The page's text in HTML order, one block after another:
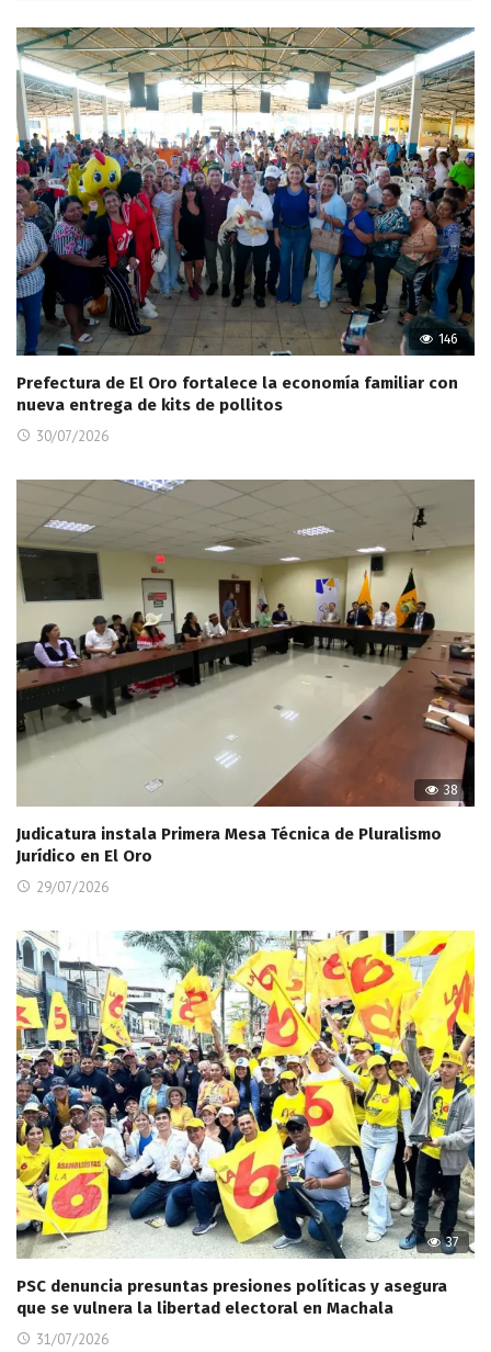
146
Prefectura de El Oro fortalece la economía familiar con
nueva entrega de kits de pollitos
30/07/2026
38
Judicatura instala Primera Mesa Técnica de Pluralismo
Jurídico en El Oro
29/07/2026
37
PSC denuncia presuntas presiones políticas y asegura
que se vulnera la libertad electoral en Machala
31/07/2026